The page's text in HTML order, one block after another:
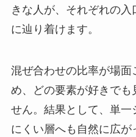
きな人が、それぞれの
に辿り着けます。
混ぜ合わせの比率が場面
め、どの要素が好きでも
せん。結果として、単一
にくい層へも自然に広が